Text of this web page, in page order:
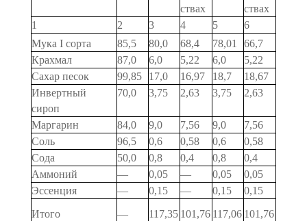
ствах
ствах
1
2 3 4 5
6
Мука I сорта
85,5 80,0 68,4 78,01
66,7
Крахмал
87,0 6,0 5,22 6,0
5,22
Сахар песок
99,85 17,0 16,97 18,7
18,67
Инвертный
сироп
70,0 3,75 2,63 3,75 2,63
Маргарин 84,0 9,0 7,56 9,0
7,56
Соль
96,5 0,6 0,58 0,6
0,58
Сода
50,0 0,8 0,4 0,8
0,4
Аммоний
— 0,05 — 0,05
0,05
Эссенция
— 0,15 — 0,15
0,15
Итого
— 117,35 101,76 117,06 101,76